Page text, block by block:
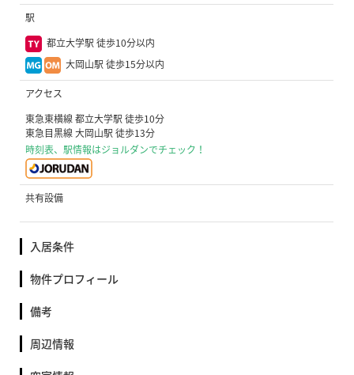
駅
都立大学駅 徒歩10分以内
大岡山駅 徒歩15分以内
アクセス
東急東横線 都立大学駅 徒歩10分
東急目黒線 大岡山駅 徒歩13分
時刻表、駅情報はジョルダンでチェック！
共有設備
入居条件
物件プロフィール
備考
周辺情報